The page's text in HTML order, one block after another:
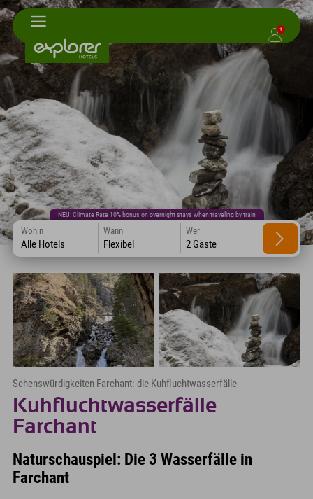
1
NEU: Climate Rate 10% bonus on overnight stays when traveling by train
Wohin
Alle Hotels
Wann
Flexibel
Wer
2 Gäste
Sehenswürdigkeiten Farchant: die Kuhfluchtwasserfälle
Kuhfluchtwasserfälle
Farchant
Naturschauspiel: Die 3 Wasserfälle in
Farchant